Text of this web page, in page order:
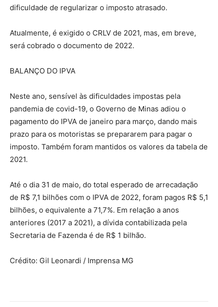
dificuldade de regularizar o imposto atrasado.
Atualmente, é exigido o CRLV de 2021, mas, em breve,
será cobrado o documento de 2022.
BALANÇO DO IPVA
Neste ano, sensível às dificuldades impostas pela
pandemia de covid-19, o Governo de Minas adiou o
pagamento do IPVA de janeiro para março, dando mais
prazo para os motoristas se prepararem para pagar o
imposto. Também foram mantidos os valores da tabela de
2021.
Até o dia 31 de maio, do total esperado de arrecadação
de R$ 7,1 bilhões com o IPVA de 2022, foram pagos R$ 5,1
bilhões, o equivalente a 71,7%. Em relação a anos
anteriores (2017 a 2021), a dívida contabilizada pela
Secretaria de Fazenda é de R$ 1 bilhão.
Crédito: Gil Leonardi / Imprensa MG